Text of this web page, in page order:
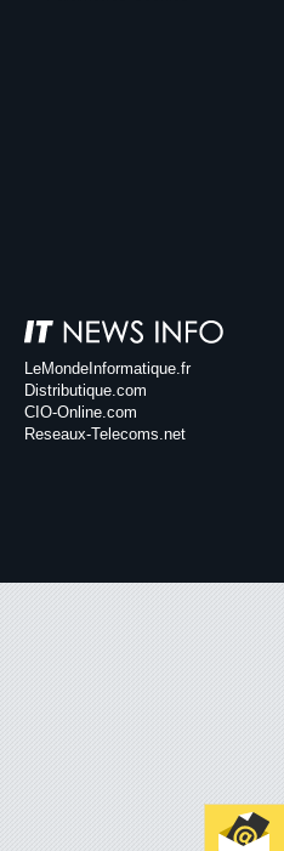
LeMondeInformatique.fr
Distributique.com
CIO-Online.com
Reseaux-Telecoms.net